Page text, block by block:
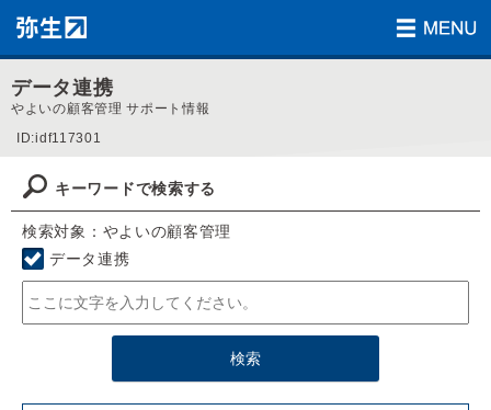
データ連携
やよいの顧客管理 サポート情報
ID:idf117301
キーワードで検索する
検索対象：やよいの顧客管理
データ連携